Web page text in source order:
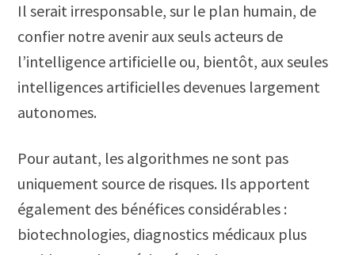
Il serait irresponsable, sur le plan humain, de
confier notre avenir aux seuls acteurs de
l’intelligence artificielle ou, bientôt, aux seules
intelligences artificielles devenues largement
autonomes.
Pour autant, les algorithmes ne sont pas
uniquement source de risques. Ils apportent
également des bénéfices considérables :
biotechnologies, diagnostics médicaux plus